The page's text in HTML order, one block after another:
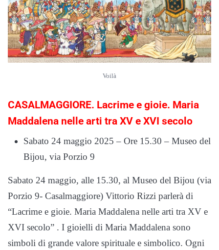
Voilà
CASALMAGGIORE. Lacrime e gioie. Maria
Maddalena nelle arti tra XV e XVI secolo
Sabato 24 maggio 2025 – Ore 15.30 – Museo del
Bijou, via Porzio 9
Sabato 24 maggio, alle 15.30, al Museo del Bijou (via
Porzio 9- Casalmaggiore) Vittorio Rizzi parlerà di
“Lacrime e gioie. Maria Maddalena nelle arti tra XV e
XVI secolo” . I gioielli di Maria Maddalena sono
simboli di grande valore spirituale e simbolico. Ogni